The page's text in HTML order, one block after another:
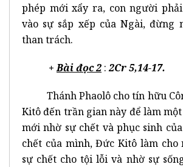
phép mới xẩy ra, con người
vào sự sắp xếp của Ngài, đừng
than trách.
+Bài đọc 2 :2Cr 5,14-17.
Thánh Phaolô cho tín hữu
Kitô đến trần gian này để làm
mới nhờ sự chết và phục sinh
chết của mình, Đức Kitô làm cho
sự chết cho tội lỗi và nhờ sự